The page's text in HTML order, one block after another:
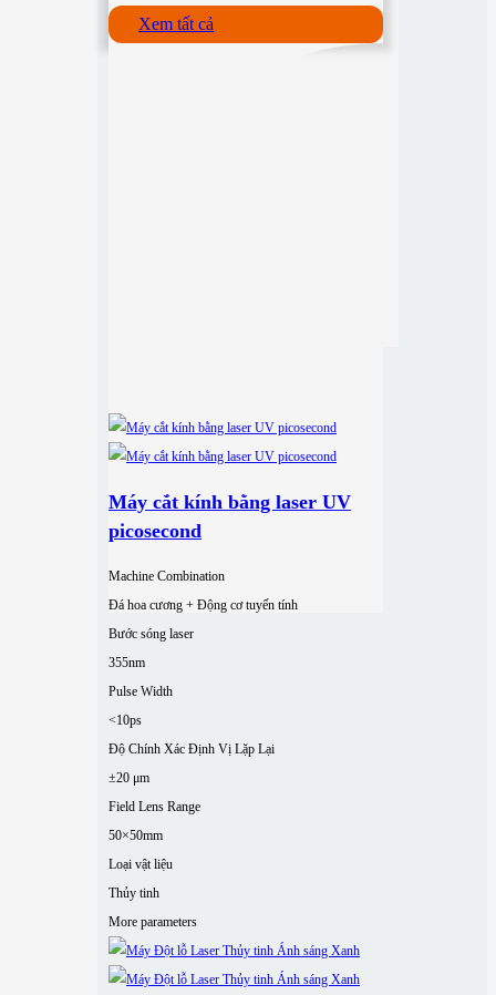
Xem tất cả
Máy cắt kính bằng laser UV
picosecond
Machine Combination
Đá hoa cương + Động cơ tuyến tính
Bước sóng laser
355nm
Pulse Width
<10ps
Độ Chính Xác Định Vị Lặp Lại
±20 μm
Field Lens Range
50×50mm
Loại vật liệu
Thủy tinh
More parameters